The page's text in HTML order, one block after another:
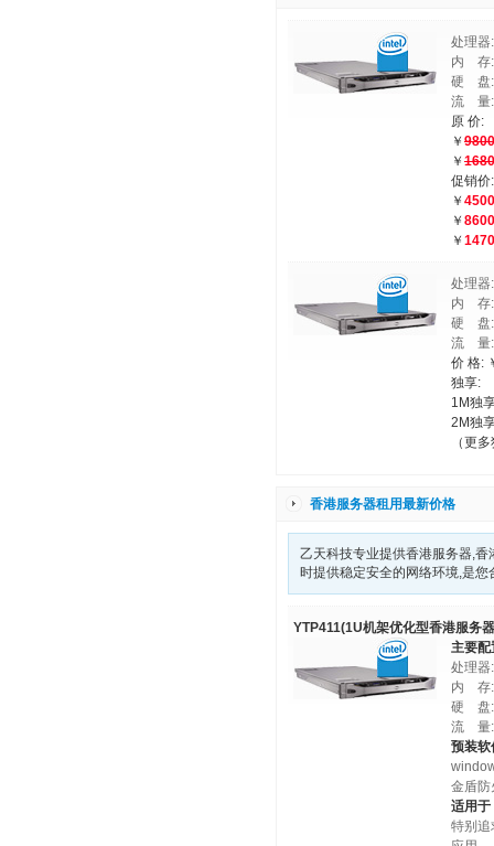
处理器
内 存:
硬 盘:
流 量:
原 价:
￥ 9800
￥
促销价:
￥ 4500
￥ 8600
￥
处理
内 存
硬 盘
流 量:
价 格:
独享:
1M独
2M独
（更
香港服务器租用最新价格
乙天科技专业提供香港服务器,
时提供稳定安全的网络环境,是您
YTP411(1U机架优化型香港服务
主要配
处理器
内 存:
硬 盘:
流 量:
预装软
金盾防
适用于
特别追